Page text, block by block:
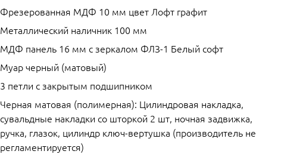
Фрезерованная МДФ 10 мм цвет Лофт графит
Металлический наличник 100 мм
МДФ панель 16 мм с зеркалом ФЛЗ-1 Белый софт
Муар черный (матовый)
3 петли с закрытым подшипником
Черная матовая (полимерная): Цилиндровая накладка,
сувальдные накладки со шторкой 2 шт, ночная задвижка,
ручка, глазок, цилиндр ключ-вертушка (производитель не
регламентируется)